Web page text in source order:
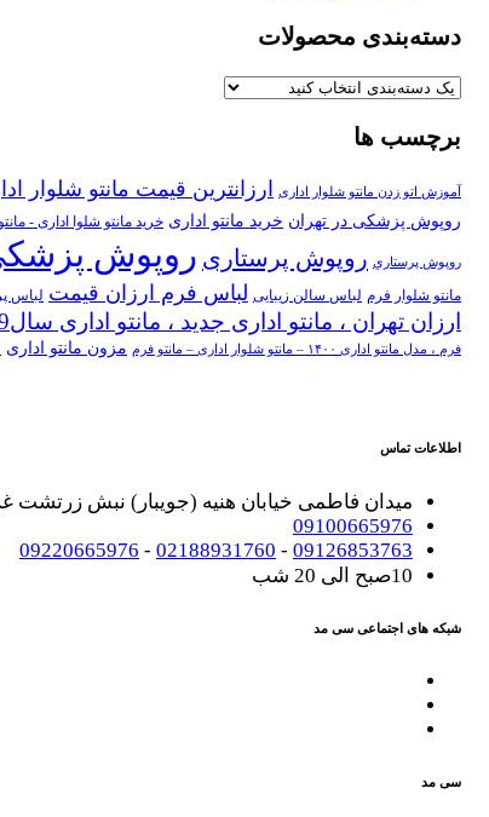
دسته‌بندی محصولات
برچسب ها
آموزش اتو زدن مانتو شلوار اداری ارزانترین قیمت مانتو شلوار
روپوش پزشکی در تهران خرید مانتو اداری خرید مانتو شلوا اداری -
روپوش پرستاري روپوش پرستاری روپوش
مانتو شلوار فرم لباس سالن زیبایی لباس فرم ارزان قیمت لباس
ارزان تهران ، مانتو اداری جدید ، مانتو اداری سال99 ، مانتو شلوار هفت تیر ، روپوش پزشکی ترکیه ای
فرم ، مدل مانتو اداری ۱۴۰۰ – مانتو شلوار اداری – مانتو فرم مزون مانتو اداری
اطلاعات تماس
میدان فاطمی خیابان هنیه (جویبار) نبش زرتشت غربی
09100665976
09126853763
-
02188931760
-
09220665976
10صبح الی 20 شب
شبکه های اجتماعی سی مد
سی مد